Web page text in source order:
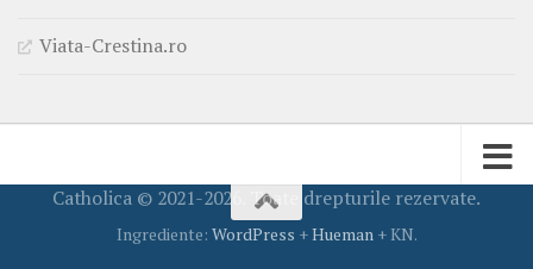
Viata-Crestina.ro
Catholica © 2021-2026. Toate drepturile rezervate.
Ingrediente: WordPress +Hueman+ KN.